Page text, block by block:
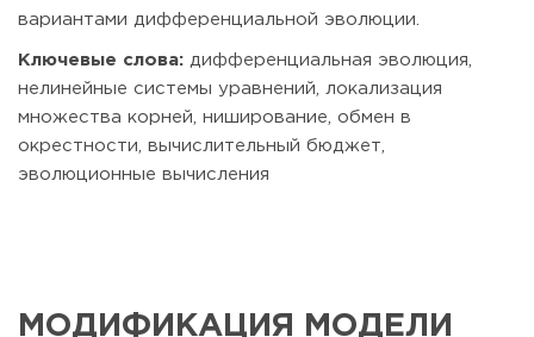
вариантами дифференциальной эволюции.
Ключевые слова: дифференциальная эволюция,
нелинейные системы уравнений, локализация
множества корней, ниширование, обмен в
окрестности, вычислительный бюджет,
эволюционные вычисления
МОДИФИКАЦИЯ МОДЕЛИ